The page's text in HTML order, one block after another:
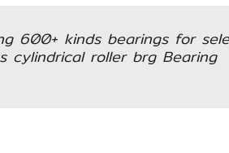
600+ kinds bearings for
cylindrical roller brg Bearing